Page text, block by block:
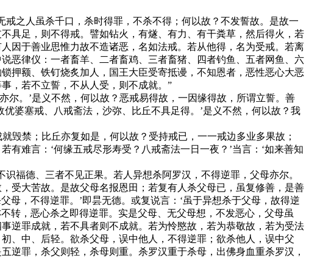
之人虽杀千口，杀时得罪，不杀不得；何以故？不发誓故。是故一
具足，则不得戒。譬如钻火，有燧、有力、有干粪草，然后得火，若
因于善业思惟力故不造诸恶，名如法戒。若从他得，名为受戒。若离
恶律仪：一者畜羊、二者畜鸡、三者畜猪、四者钓鱼、五者网鱼、六
押额、铁钉烧炙加人，国王大臣受寄抵谩，不知恩者，恶性恶心大恶
，若不立誓，不从人受，则不成就。”
尔。’是义不然，何以故？恶戒易得故，一因缘得故，所谓立誓。善
婆塞戒、八戒斋法，沙弥、比丘不具足得。’是义不然，何以故？我
毁禁；比丘亦复如是，何以故？受持戒已，一一戒边多业多果故；
难言：‘何缘五戒尽形寿受？八戒斋法一日一夜？’当言：‘如来善知
福德、三者不见正果。若人异想杀阿罗汉，不得逆罪，父母亦尔。
受大苦故。是故父母名报恩田；若复有人杀父母已，虽复修善，是善
母，不得逆罪。’即昙无德。或复说言：‘虽于异想杀于父母，故得逆
转，恶心杀之即得逆罪。实是父母、无父母想，不发恶心，父母虽
逆罪成就，若不具者则不成就。若为怜愍故，若为恭敬故，若为受法
、中、后轻。欲杀父母，误中他人，不得逆罪；欲杀他人，误中父
逆罪，杀父则轻，杀母则重。杀罗汉重于杀母，出佛身血重杀罗汉，